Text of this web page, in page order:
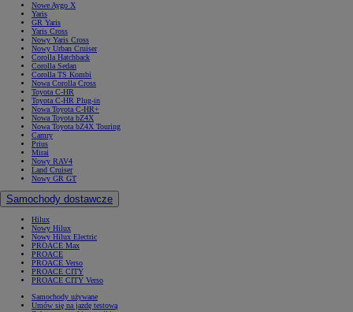
Nowe Aygo X
Yaris
GR Yaris
Yaris Cross
Nowy Yaris Cross
Nowy Urban Cruiser
Corolla Hatchback
Corolla Sedan
Corolla TS Kombi
Nowa Corolla Cross
Toyota C-HR
Toyota C-HR Plug-in
Nowa Toyota C-HR+
Nowa Toyota bZ4X
Nowa Toyota bZ4X Touring
Camry
Prius
Mirai
Nowy RAV4
Land Cruiser
Nowy GR GT
Samochody dostawcze
Hilux
Nowy Hilux
Nowy Hilux Electric
PROACE Max
PROACE
PROACE Verso
PROACE CITY
PROACE CITY Verso
Samochody używane
Umów się na jazdę testową